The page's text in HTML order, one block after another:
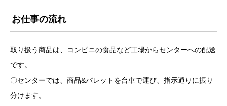
お仕事の流れ
取り扱う商品は、コンビニの食品など工場からセンターへの配送
です。
〇センターでは、商品&パレットを台車で運び、指示通りに振り
分けます。